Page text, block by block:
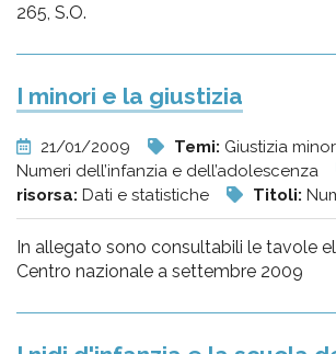
265, S.O.
I minori e la giustizia
21/01/2009 Temi: Giustizia
Numeri dell’infanzia e dell’adolescenza
risorsa: Dati e statistiche Titoli:
In allegato sono consultabili le tavole
Centro nazionale a settembre 2009